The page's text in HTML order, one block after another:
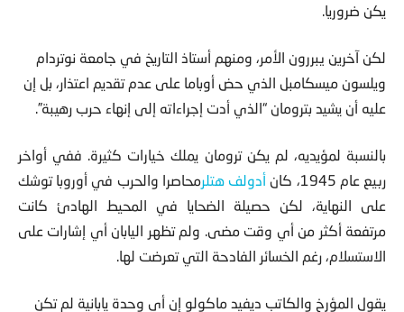
يكن ضروريا.
لكن آخرين يبررون الأمر، ومنهم أستاذ التاريخ في جامعة نوتردام
ويلسون ميسكامبل الذي حض أوباما على عدم تقديم اعتذار، بل إن
عليه أن يشيد بترومان “الذي أدت إجراءاته إلى إنهاء حرب رهيبة”.
بالنسبة لمؤيديه، لم يكن ترومان يملك خيارات كثيرة. ففي أواخر
ربيع عام 1945، كان
أدولف هتلرمحاصرا والحرب في أوروبا توشك
على النهاية، لكن حصيلة الضحايا في المحيط الهادئ كانت
مرتفعة أكثر من أي وقت مضى. ولم تظهر اليابان أي إشارات على
الاستسلام، رغم الخسائر الفادحة التي تعرضت لها.
يقول المؤرخ والكاتب ديفيد ماكولو إن أي وحدة يابانية لم تكن